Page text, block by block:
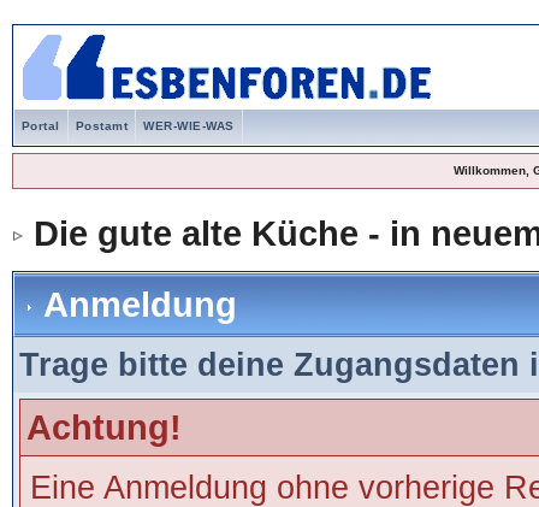
Portal Postamt WER-WIE-WAS
Willkommen,
Die gute alte Küche - in
Anmeldung
Trage bitte deine
Achtung!
Eine Anmeldung ohne vorherige